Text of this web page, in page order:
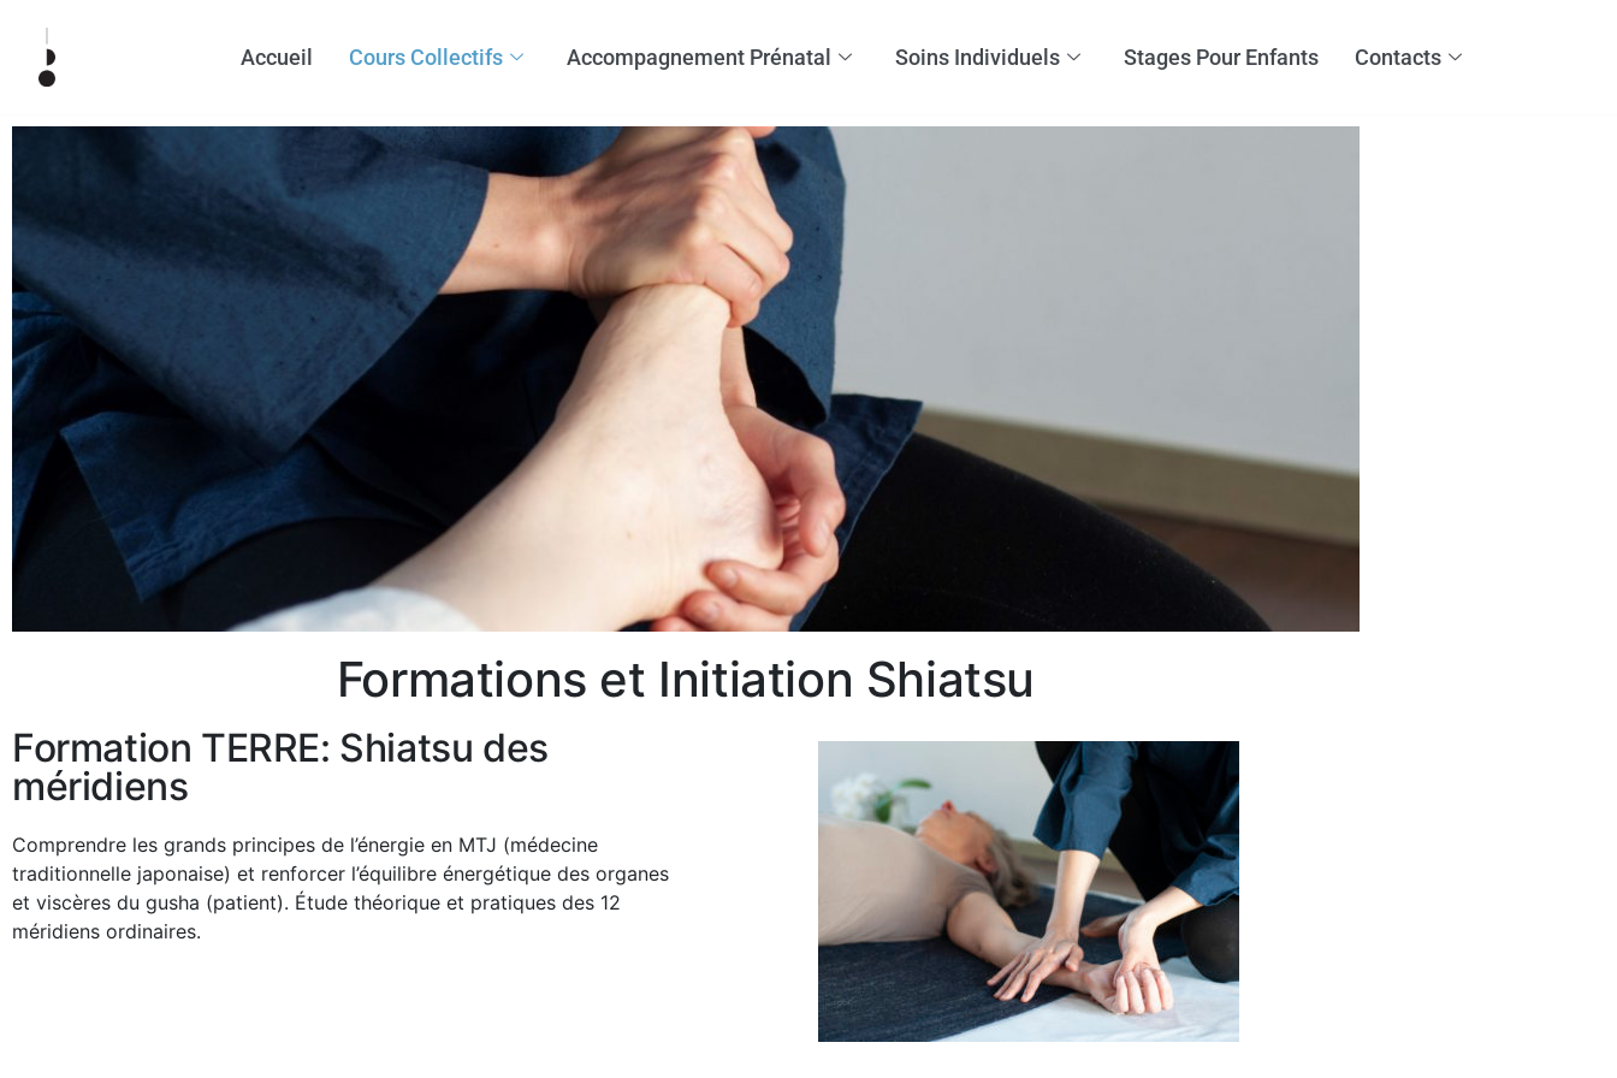
Accueil Cours Collectifs Accompagnement Prénatal Soins Individuels Stages Pour Enfants Contacts
Formations et Initiation Shiatsu
Formation TERRE: Shiatsu des
méridiens
Comprendre les grands principes de l’énergie en MTJ (médecine
traditionnelle japonaise) et renforcer l’équilibre énergétique des organes
et viscères du gusha (patient). Étude théorique et pratiques des 12
méridiens ordinaires.